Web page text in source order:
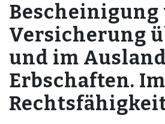
Bescheinigung
Versicherung
und im
Erbschaften.